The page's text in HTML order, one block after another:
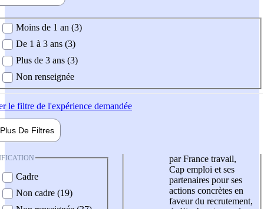
demandée
Moins de 1 an (3)
De 1 à 3 ans (3)
Plus de 3 ans (3)
Non renseignée
le filtre de l'expérience demandée
Plus De Filtres
Cadre
Non cadre (19)
par France travail,
Cap emploi et ses
partenaires pour ses
actions concrètes en
faveur du recrutement,